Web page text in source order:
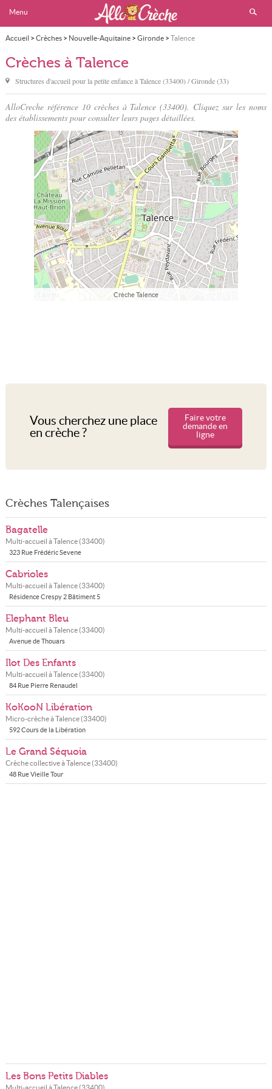
Menu
Accueil > Crèches> Nouvelle-Aquitaine> Gironde> Talence
Crèches à Talence
Structures d'accueil pour la petite enfance àTalence(33400) / Gironde (33)
AlloCreche référence 10 crèches à Talence (33400). Cliquez sur les noms
des établissements pour consulter leurs pages détaillées.
Crèche Talence
Vous cherchez une place
en crèche ?
Faire votre
demande en
ligne
Crèches Talençaises
Bagatelle
Multi-accueil àTalence(33400)
323 Rue Frédéric Sevene
Cabrioles
Multi-accueil àTalence(33400)
Résidence Crespy 2 Bâtiment 5
Elephant Bleu
Multi-accueil àTalence(33400)
Avenue de Thouars
Ilot Des Enfants
Multi-accueil àTalence(33400)
84 Rue Pierre Renaudel
KoKooN Libération
Micro-crèche àTalence(33400)
592 Cours de la Libération
Le Grand Séquoia
Crèche collective àTalence(33400)
48 Rue Vieille Tour
Les Bons Petits Diables